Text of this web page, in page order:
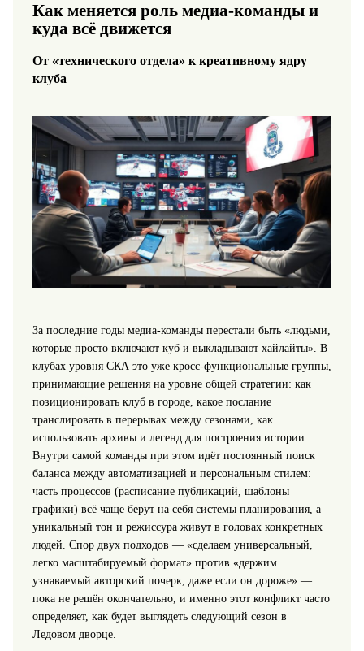
Как меняется роль медиа-команды и
куда всё движется
От «технического отдела» к креативному ядру
клуба
За последние годы медиа-команды перестали быть «людьми,
которые просто включают куб и выкладывают хайлайты». В
клубах уровня СКА это уже кросс‑функциональные группы,
принимающие решения на уровне общей стратегии: как
позиционировать клуб в городе, какое послание
транслировать в перерывах между сезонами, как
использовать архивы и легенд для построения истории.
Внутри самой команды при этом идёт постоянный поиск
баланса между автоматизацией и персональным стилем:
часть процессов (расписание публикаций, шаблоны
графики) всё чаще берут на себя системы планирования, а
уникальный тон и режиссура живут в головах конкретных
людей. Спор двух подходов — «сделаем универсальный,
легко масштабируемый формат» против «держим
узнаваемый авторский почерк, даже если он дороже» —
пока не решён окончательно, и именно этот конфликт часто
определяет, как будет выглядеть следующий сезон в
Ледовом дворце.